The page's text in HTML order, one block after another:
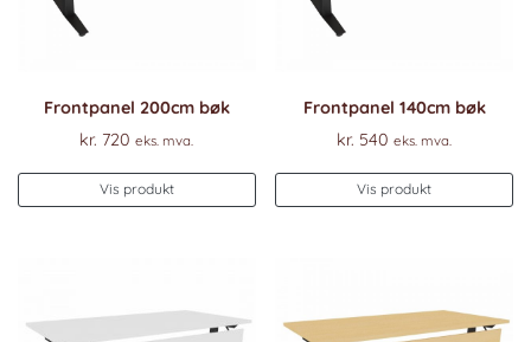
Frontpanel 200cm bøk
kr. 720 eks. mva.
Vis produkt
Frontpanel 140cm bøk
kr. 540 eks. mva.
Vis produkt